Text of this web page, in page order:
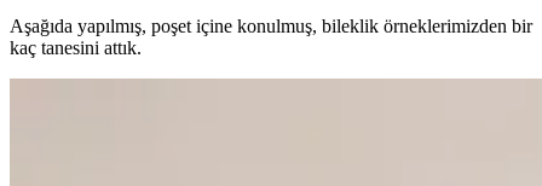
Aşağıda yapılmış, poşet içine konulmuş, bileklik örneklerimizden bir
kaç tanesini attık.